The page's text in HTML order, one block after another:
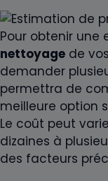
Pour obtenir une
nettoyage de vos
demander
permettra de
meilleure option
Le coût peut
dizaines à
des facteurs